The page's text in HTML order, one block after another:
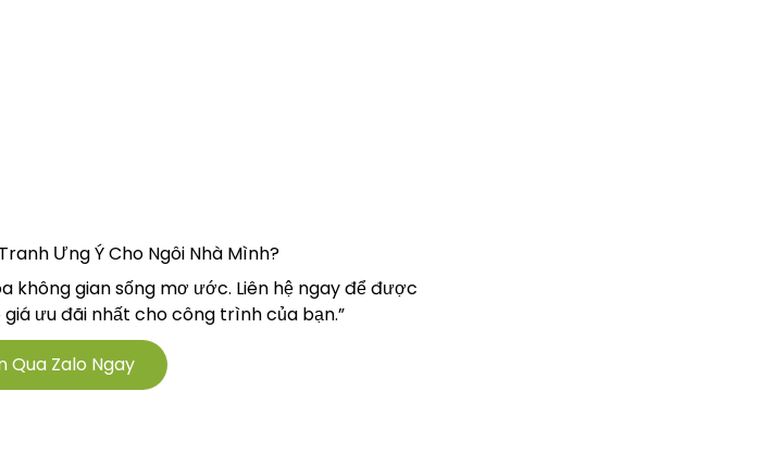
Ưng Ý Cho Ngôi Nhà Mình?
không gian sống mơ ước. Liên hệ ngay để được
ưu đãi nhất cho công trình của bạn.”
Qua Zalo Ngay